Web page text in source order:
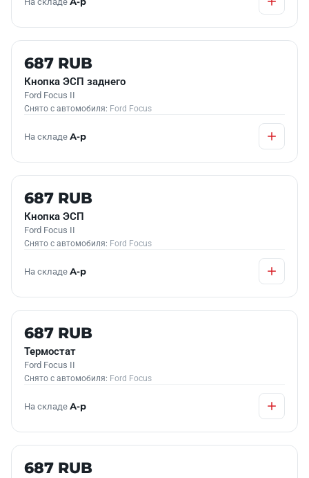
Б/У В НАЛИЧИИ
687 RUB
Кнопка ЭСП заднего
Ford Focus II
Снято с автомобиля: Ford Focus
На складе А-р
Б/У В НАЛИЧИИ
687 RUB
Кнопка ЭСП
Ford Focus II
Снято с автомобиля: Ford Focus
На складе А-р
Б/У В НАЛИЧИИ
687 RUB
Термостат
Ford Focus II
Снято с автомобиля: Ford Focus
На складе А-р
Б/У В НАЛИЧИИ
687 RUB